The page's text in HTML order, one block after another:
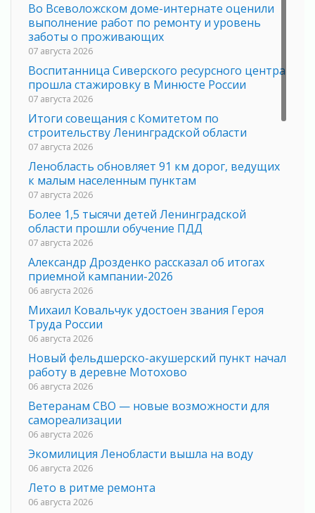
Во Всеволожском доме-интернате оценили
выполнение работ по ремонту и уровень
заботы о проживающих
07 августа 2026
Воспитанница Сиверского ресурсного центра
прошла стажировку в Минюсте России
07 августа 2026
Итоги совещания с Комитетом по
строительству Ленинградской области
07 августа 2026
Ленобласть обновляет 91 км дорог, ведущих
к малым населенным пунктам
07 августа 2026
Более 1,5 тысячи детей Ленинградской
области прошли обучение ПДД
07 августа 2026
Александр Дрозденко рассказал об итогах
приемной кампании-2026
06 августа 2026
Михаил Ковальчук удостоен звания Героя
Труда России
06 августа 2026
Новый фельдшерско-акушерский пункт начал
работу в деревне Мотохово
06 августа 2026
Ветеранам СВО — новые возможности для
самореализации
06 августа 2026
Экомилиция Ленобласти вышла на воду
06 августа 2026
Лето в ритме ремонта
06 августа 2026